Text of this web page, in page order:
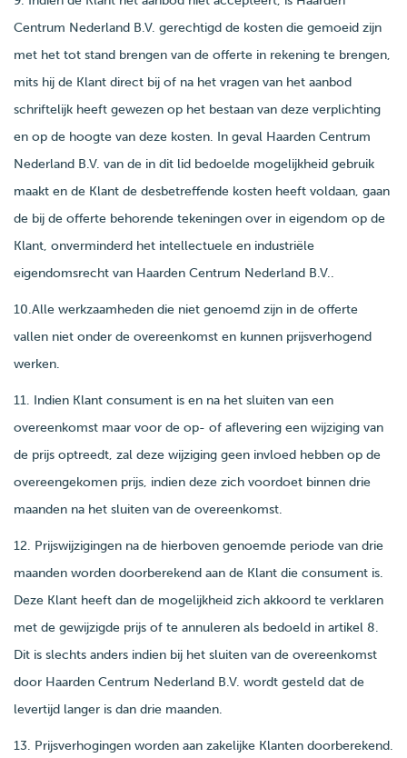
Centrum Nederland B.V. gerechtigd de kosten die gemoeid zijn
met het tot stand brengen van de offerte in rekening te brengen,
mits hij de Klant direct bij of na het vragen van het aanbod
schriftelijk heeft gewezen op het bestaan van deze verplichting
en op de hoogte van deze kosten. In geval Haarden Centrum
Nederland B.V. van de in dit lid bedoelde mogelijkheid gebruik
maakt en de Klant de desbetreffende kosten heeft voldaan, gaan
de bij de offerte behorende tekeningen over in eigendom op de
Klant, onverminderd het intellectuele en industriële
eigendomsrecht van Haarden Centrum Nederland B.V..
10.Alle werkzaamheden die niet genoemd zijn in de offerte
vallen niet onder de overeenkomst en kunnen prijsverhogend
werken.
11. Indien Klant consument is en na het sluiten van een
overeenkomst maar voor de op- of aflevering een wijziging van
de prijs optreedt, zal deze wijziging geen invloed hebben op de
overeengekomen prijs, indien deze zich voordoet binnen drie
maanden na het sluiten van de overeenkomst.
12. Prijswijzigingen na de hierboven genoemde periode van drie
maanden worden doorberekend aan de Klant die consument is.
Deze Klant heeft dan de mogelijkheid zich akkoord te verklaren
met de gewijzigde prijs of te annuleren als bedoeld in artikel 8.
Dit is slechts anders indien bij het sluiten van de overeenkomst
door Haarden Centrum Nederland B.V. wordt gesteld dat de
levertijd langer is dan drie maanden.
13. Prijsverhogingen worden aan zakelijke Klanten doorberekend.